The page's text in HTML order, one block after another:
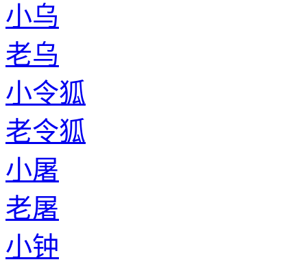
小乌
老乌
小令狐
老令狐
小屠
老屠
小钟